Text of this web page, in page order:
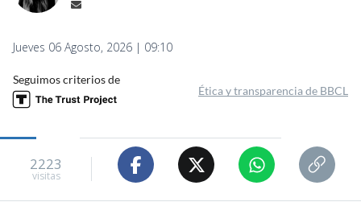
Jueves 06 Agosto, 2026 | 09:10
Seguimos criterios de
Ética y transparencia de BBCL
2223
visitas